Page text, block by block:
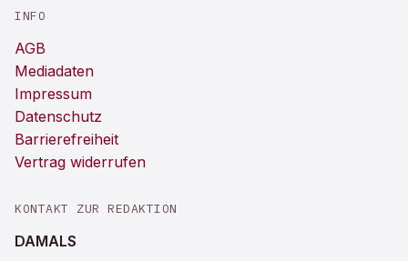
INFO
AGB
Mediadaten
Impressum
Datenschutz
Barrierefreiheit
Vertrag widerrufen
KONTAKT ZUR REDAKTION
DAMALS